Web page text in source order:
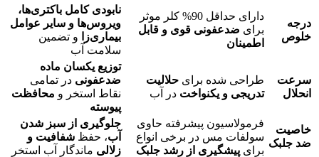
درجه
خلوص
دارای حداقل 90% کلر موثر
برای ضدعفونی قوی و قابل
اطمینان
نابودی کامل باکتری‌ها،
ویروس‌ها و سایر عوامل
بیماری‌زا
و تضمین
سلامت آب
سرعت
انحلال
طراحی شده برای حلالیت
تدریجی و یکنواخت در آب
توزیع یکسان ماده
ضدعفونی در تمامی
نقاط استخر و محافظت
پیوسته
خاصیت
ضد جلبک
فرمولاسیون پیشرفته حاوی
سولفات مس در برخی انواع
برای پیشگیری از رشد جلبک
جلوگیری از سبز شدن
آب، حفظ شفافیت و
زلالی ماندگار آب استخر